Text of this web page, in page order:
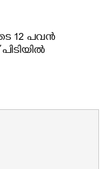
12 പവൻ